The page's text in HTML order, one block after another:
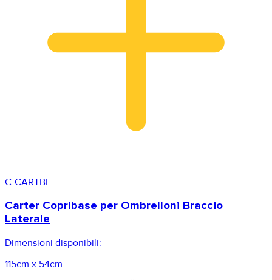
C-CARTBL
Carter Copribase per Ombrelloni Braccio
Laterale
Dimensioni disponibili:
115cm x 54cm